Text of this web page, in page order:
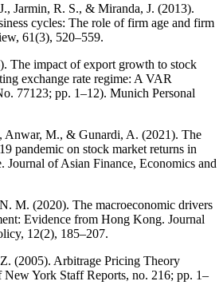
Jarmin, R. S., & Miranda, J. (2013).
cycles: The role of firm age and firm
61(3), 520–559.
The impact of export growth to stock
exchange rate regime: A VAR
77123; pp. 1–12). Munich Personal
Anwar, M., & Gunardi, A. (2021). The
pandemic on stock market returns in
Journal of Asian Finance, Economics and
M. (2020). The macroeconomic drivers
Evidence from Hong Kong. Journal
12(2), 185–207.
(2005). Arbitrage Pricing Theory
New York Staff Reports, no. 216; pp. 1–